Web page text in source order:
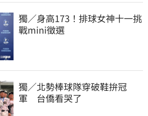
獨／身高173！排球女神十一挑
戰mini徵選
獨／北勢棒球隊穿破鞋拚冠
軍　台僑看哭了